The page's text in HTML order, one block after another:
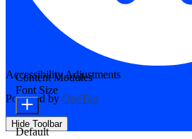
Accessibility Adjustments
Powered by OneTap
Hide Toolbar
Content Modules
Font Size
Default